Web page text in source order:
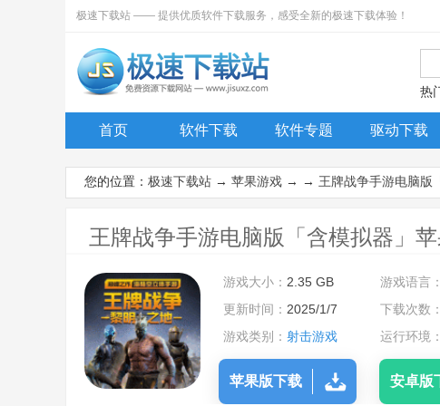
极速下载站 —— 提供优质软件下载服务，感受全新的极速下载体验！
热
首页 软件下载 软件专题 驱动下载
您的位置： 极速下载站 → 苹果游戏 → → 王牌战争手游电脑版
王牌战争手游电脑版「含模拟器」
游戏大小： 2.35 GB 游戏语言
更新时间： 2025/1/7 下载次数
游戏类别： 射击游戏 运行环境：
苹果版下载 安卓版